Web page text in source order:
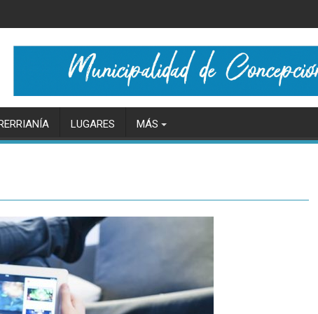
LUGARES MÁS